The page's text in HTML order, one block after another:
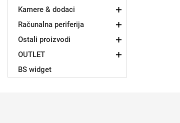
Kamere & dodaci
Računalna periferija
Ostali proizvodi
OUTLET
BS widget
Svijet životinja